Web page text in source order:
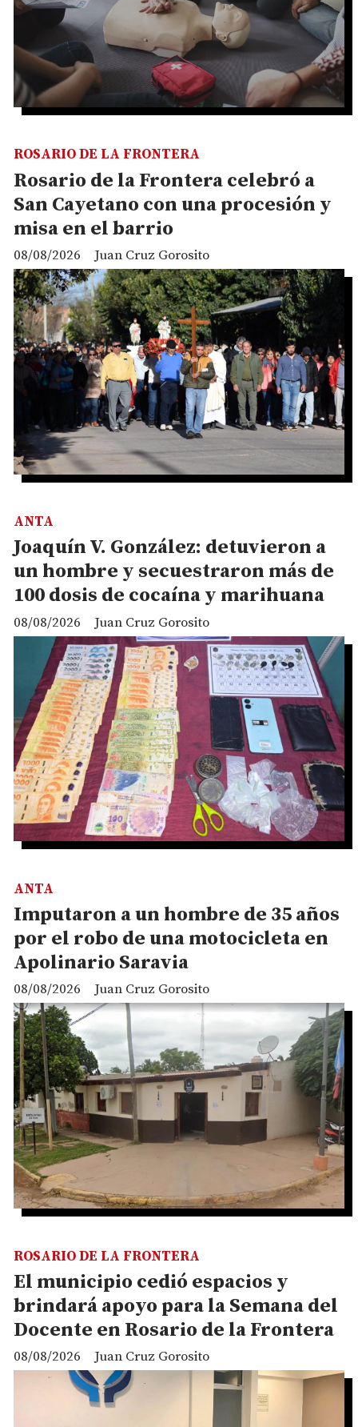
Rosario de la Frontera celebró a
San Cayetano con una procesión y
misa en el barrio
Juan Cruz Gorosito
ROSARIO DE LA FRONTERA
08/08/2026
Joaquín V. González: detuvieron a
un hombre y secuestraron más de
100 dosis de cocaína y marihuana
Juan Cruz Gorosito
ANTA
08/08/2026
Imputaron a un hombre de 35 años
por el robo de una motocicleta en
Apolinario Saravia
Juan Cruz Gorosito
ANTA
08/08/2026
El municipio cedió espacios y
brindará apoyo para la Semana del
Docente en Rosario de la Frontera
Juan Cruz Gorosito
ROSARIO DE LA FRONTERA
08/08/2026